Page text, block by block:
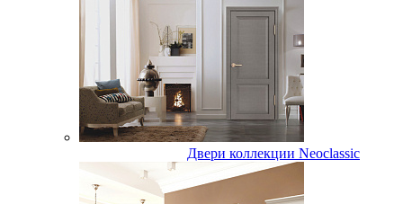
Двери коллекции Neoclassic